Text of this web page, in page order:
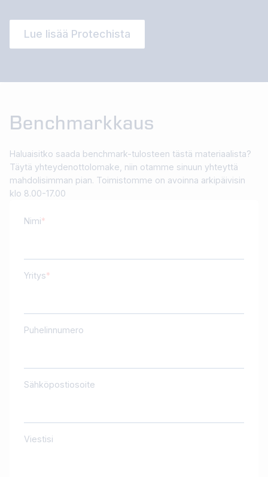
Lue lisää Protechista
Benchmarkkaus
Haluaisitko saada benchmark-tulosteen tästä materiaalista?
Täytä yhteydenottolomake, niin otamme sinuun yhteyttä
mahdolisimman pian. Toimistomme on avoinna arkipäivisin
klo 8.00-17.00
Nimi
Yritys
Puhelinnumero
Sähköpostiosoite
Viestisi